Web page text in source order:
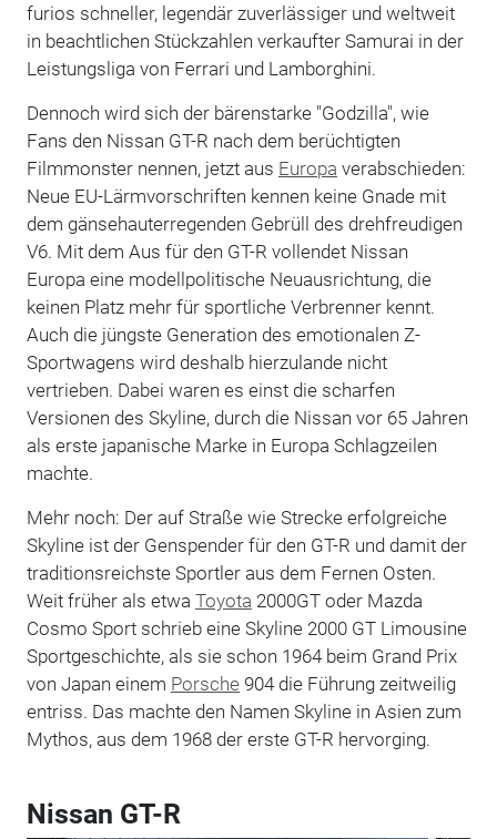
furios schneller, legendär zuverlässiger und weltweit
in beachtlichen Stückzahlen verkaufter Samurai in der
Leistungsliga von Ferrari und Lamborghini.
Dennoch wird sich der bärenstarke "Godzilla", wie
Fans den Nissan GT-R nach dem berüchtigten
Filmmonster nennen, jetzt aus Europa verabschieden:
Neue EU-Lärmvorschriften kennen keine Gnade mit
dem gänsehauterregenden Gebrüll des drehfreudigen
V6. Mit dem Aus für den GT-R vollendet Nissan
Europa eine modellpolitische Neuausrichtung, die
keinen Platz mehr für sportliche Verbrenner kennt.
Auch die jüngste Generation des emotionalen Z-
Sportwagens wird deshalb hierzulande nicht
vertrieben. Dabei waren es einst die scharfen
Versionen des Skyline, durch die Nissan vor 65 Jahren
als erste japanische Marke in Europa Schlagzeilen
machte.
Mehr noch: Der auf Straße wie Strecke erfolgreiche
Skyline ist der Genspender für den GT-R und damit der
traditionsreichste Sportler aus dem Fernen Osten.
Weit früher als etwa Toyota 2000GT oder Mazda
Cosmo Sport schrieb eine Skyline 2000 GT Limousine
Sportgeschichte, als sie schon 1964 beim Grand Prix
von Japan einem Porsche 904 die Führung zeitweilig
entriss. Das machte den Namen Skyline in Asien zum
Mythos, aus dem 1968 der erste GT-R hervorging.
Nissan GT-R